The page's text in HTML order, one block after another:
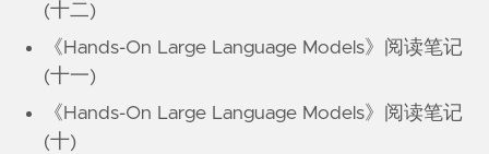
(十二)
《Hands-On Large Language Models》阅读笔记
(十一)
《Hands-On Large Language Models》阅读笔记
(十)